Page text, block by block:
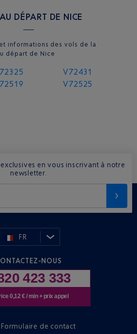
DÉPART DE NICE
informations des vols de la
départ de Nice
V72431
V72525
en vous inscrivant à notre
newsletter.
FR
NOUS
423 333
0,12 € / min + prix appel
Formulaire de contact